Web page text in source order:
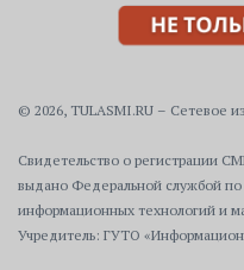
© 2026, TULASMI.RU – Сетевое
Свидетельство о регистрации
выдано Федеральной службой по
информационных технологий и
Учредитель: ГУТО